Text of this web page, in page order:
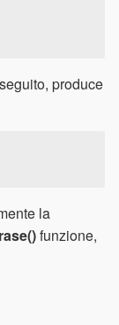
produce
la
funzione,